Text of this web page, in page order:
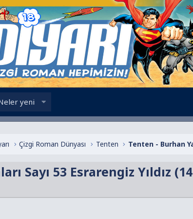
yeni
Çizgi Roman Dünyası Tenten Tenten - Burhan
Sayı 53 Esrarengiz Yıldız